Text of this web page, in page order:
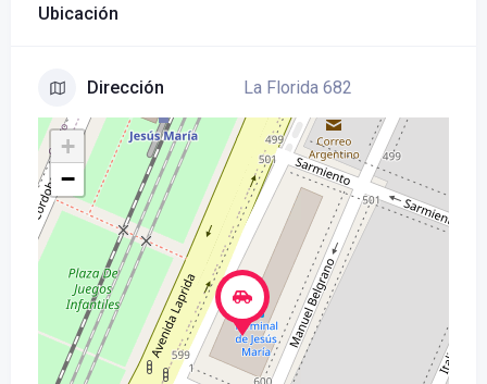
Ubicación
Dirección La Florida 682
+
−